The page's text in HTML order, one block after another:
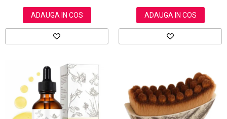
ADAUGA IN COS ADAUGA IN COS